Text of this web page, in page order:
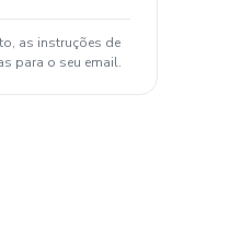
as instruções de
para o seu email.